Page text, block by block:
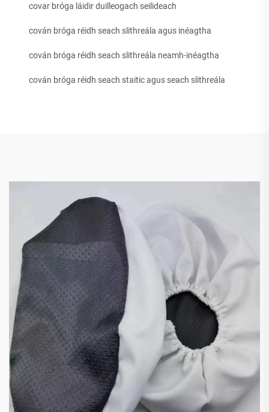
covar bróga láidir duilleogach seilideach
cován bróga réidh seach slithreála agus inéagtha
cován bróga réidh seach slithreála neamh-inéagtha
cován bróga réidh seach staitic agus seach slithreála